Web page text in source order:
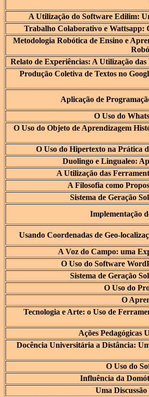
A Utilização do Software Edilim:
Trabalho Colaborativo e Wattsapp:
Metodologia Robótica de Ensino e
Relato de Experiências: A Utilização
Produção Coletiva de Textos no
Aplicação de
O Uso do
O Uso do Objeto de Aprendizagem
O Uso do Hipertexto na Prática
Duolingo e Lingualeo:
A Utilização das
A Filosofia como
Sistema de Geração
Implementação
Usando Coordenadas de Geo-
A Voz do Campo: uma
O Uso do Software
Sistema de Geração
O Uso do
O
Tecnologia e Arte: o Uso de
Ações Pedagógicas
Docência Universitária a Distância:
O Uso do
Influência da
Uma